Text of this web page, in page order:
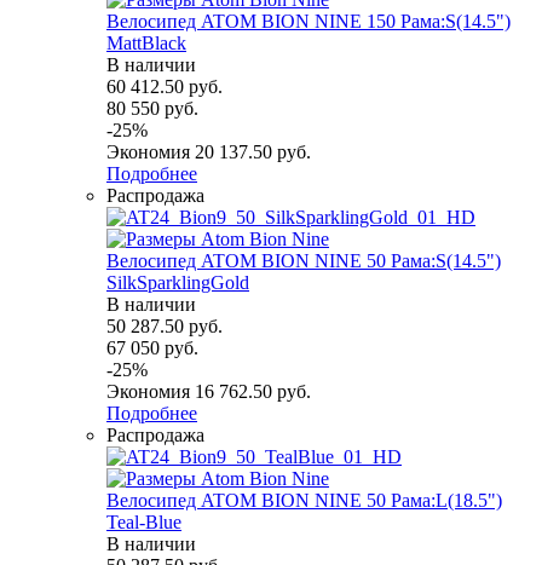
Велосипед ATOM BION NINE 150 Рама:S(14.5")
MattBlack
В наличии
60 412.50 руб.
80 550 руб.
-25%
Экономия 20 137.50 руб.
Подробнее
Распродажа
Велосипед ATOM BION NINE 50 Рама:S(14.5")
SilkSparklingGold
В наличии
50 287.50 руб.
67 050 руб.
-25%
Экономия 16 762.50 руб.
Подробнее
Распродажа
Велосипед ATOM BION NINE 50 Рама:L(18.5")
Teal-Blue
В наличии